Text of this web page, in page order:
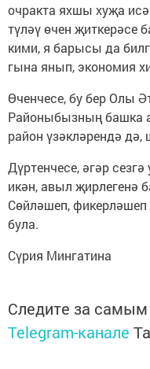
очракта яхшы хуҗа
түләү өчен җиткерәсе
кими, я барысы да
гына янып, экономия
Өченчесе, бу бер Олы
Районыбызның башка
район үзәкләрендә
Дүртенчесе, әгәр
икән, авыл җирлегенә
Сөйләшеп, фикерләшеп
була.
Сүрия Мингатина
Следите за
Telegram-канале